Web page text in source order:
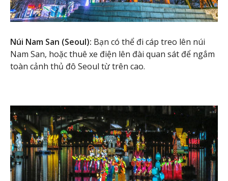
Núi Nam San (Seoul): Bạn có thể đi cáp treo lên núi
Nam San, hoặc thuê xe điện lên đài quan sát để ngắm
toàn cảnh thủ đô Seoul từ trên cao.